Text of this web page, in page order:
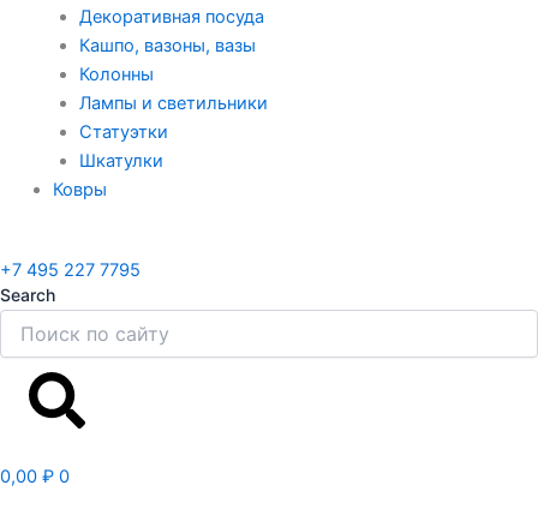
Декоративная посуда
Кашпо, вазоны, вазы
Колонны
Лампы и светильники
Статуэтки
Шкатулки
Ковры
+7 495 227 7795
Search
0,00 ₽ 0